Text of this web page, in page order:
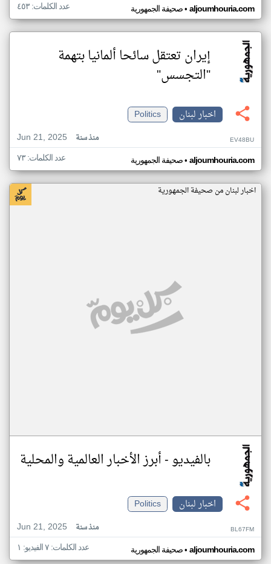
صحيفة الجمهورية• aljoumhouria.com عدد الكلمات: ٤٥٣
إيران تعتقل سائحا ألمانيا بتهمة
"التجسس"
اخبار لبنان
Politics
Jun 21, 2025
منذ سنة EV48BU
صحيفة الجمهورية• aljoumhouria.com عدد الكلمات: ٧٣
اخبار لبنان من صحيفة الجمهورية
بالفيديو - أبرز الأخبار العالمية والمحلية
اخبار لبنان
Politics
Jun 21, 2025
منذ سنة BL67FM
صحيفة الجمهورية• aljoumhouria.com عدد الكلمات: ٧ الفيديو: ١